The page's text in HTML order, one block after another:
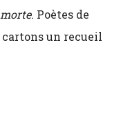
. Poètes de
cartons un recueil